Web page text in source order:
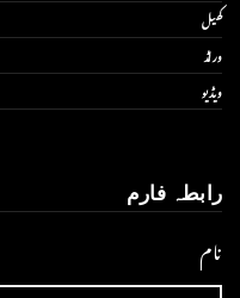
کھیل
ورلڈ
ویڈیو
رابطہ فارم
نام